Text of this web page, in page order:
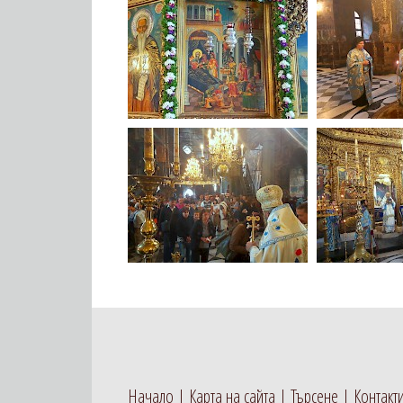
Начало Карта на сайта Търсене